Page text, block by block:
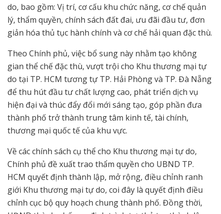
do, bao gồm: Vị trí, cơ cấu khu chức năng, cơ chế quản
lý, thẩm quyền, chính sách đất đai, ưu đãi đầu tư, đơn
giản hóa thủ tục hành chính và cơ chế hải quan đặc thù.
Theo Chính phủ, việc bổ sung này nhằm tạo không
gian thể chế đặc thù, vượt trội cho Khu thương mại tự
do tại TP. HCM tương tự TP. Hải Phòng và TP. Đà Nẵng
để thu hút đầu tư chất lượng cao, phát triển dịch vụ
hiện đại và thúc đẩy đổi mới sáng tạo, góp phần đưa
thành phố trở thành trung tâm kinh tế, tài chính,
thương mại quốc tế của khu vực.
Về các chính sách cụ thể cho Khu thương mại tự do,
Chính phủ đề xuất trao thẩm quyền cho UBND TP.
HCM quyết định thành lập, mở rộng, điều chỉnh ranh
giới Khu thương mại tự do, coi đây là quyết định điều
chỉnh cục bộ quy hoạch chung thành phố. Đồng thời,